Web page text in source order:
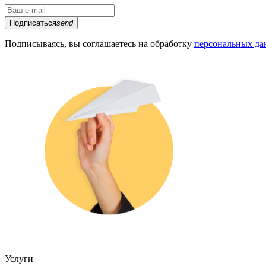
Подписатьсяsend
Подписываясь, вы соглашаетесь на обработку персональных
Услуги